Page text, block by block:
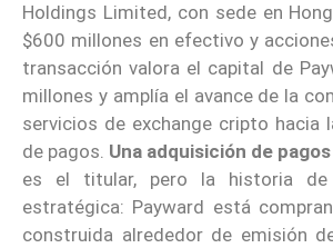
Holdings Limited, con sede en
$600 millones en efectivo y
transacción valora el capital de
millones y amplía el avance de la
servicios de exchange cripto hacia
de pagos. Una adquisición de
es el titular, pero la historia
estratégica: Payward está
construida alrededor de emisión